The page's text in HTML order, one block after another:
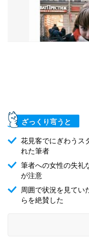
ざっくり言うと
花見客でにぎわうス
れた筆者
筆者への女性の失礼
が注意
周囲で状況を見てい
らを絶賛した